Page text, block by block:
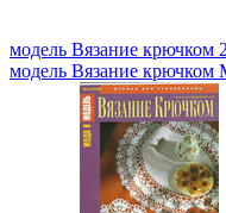
модель Вязание крючком
модель Вязание крючком